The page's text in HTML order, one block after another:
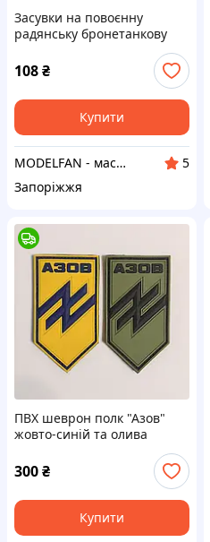
Засувки на повоєнну
радянську бронетанкову
35025
108₴
Купити
MODELFAN - масштабні збірні пластикові моделі та товари для моделювання
5
Запоріжжя
ПВХ шеврон полк "Азов"
жовто-синій та олива
Гумовий шеврон полку Азов
на липучці (НО-12-558-63)
300₴
Купити